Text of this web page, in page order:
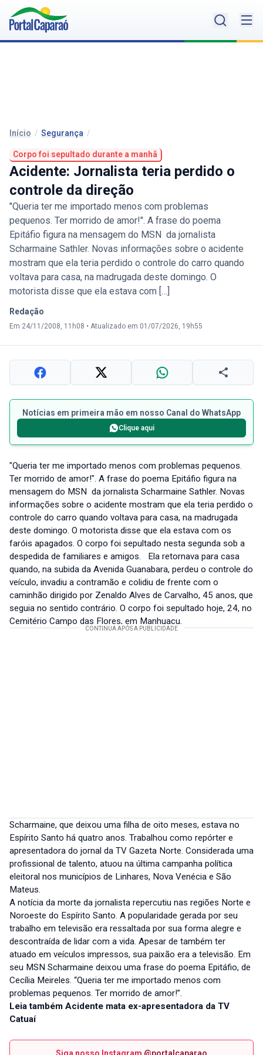
Início / Segurança /
Corpo foi sepultado durante a manhã
Acidente: Jornalista teria perdido o
controle da direção
"Queria ter me importado menos com problemas
pequenos. Ter morrido de amor!". A frase do poema
Epitáfio figura na mensagem do MSN da jornalista
Scharmaine Sathler. Novas informações sobre o acidente
mostram que ela teria perdido o controle do carro quando
voltava para casa, na madrugada deste domingo. O
motorista disse que ela estava com […]
Redação
Em 24/11/2008, 11h08 • Atualizado em 01/07/2026, 19h55
Notícias em primeira mão em nosso Canal do WhatsApp
Clique aqui
"Queria ter me importado menos com problemas pequenos.
Ter morrido de amor!". A frase do poema Epitáfio figura na
mensagem do MSN da jornalista Scharmaine Sathler. Novas
informações sobre o acidente mostram que ela teria perdido o
controle do carro quando voltava para casa, na madrugada
deste domingo. O motorista disse que ela estava com os
faróis apagados. O corpo foi sepultado nesta segunda sob a
despedida de familiares e amigos. Ela retornava para casa
quando, na subida da Avenida Guanabara, perdeu o controle do
veículo, invadiu a contramão e colidiu de frente com o
caminhão dirigido por Zenaldo Alves de Carvalho, 45 anos, que
seguia no sentido contrário. O corpo foi sepultado hoje, 24, no
Cemitério Campo das Flores, em Manhuaçu.
Scharmaine, que deixou uma filha de oito meses, estava no
Espírito Santo há quatro anos. Trabalhou como repórter e
apresentadora do jornal da TV Gazeta Norte. Considerada uma
profissional de talento, atuou na última campanha política
eleitoral nos municípios de Linhares, Nova Venécia e São
Mateus.
A notícia da morte da jornalista repercutiu nas regiões Norte e
Noroeste do Espírito Santo. A popularidade gerada por seu
trabalho em televisão era ressaltada por sua forma alegre e
descontraída de lidar com a vida. Apesar de também ter
atuado em veículos impressos, sua paixão era a televisão. Em
seu MSN Scharmaine deixou uma frase do poema Epitáfio, de
Cecília Meireles. “Queria ter me importado menos com
problemas pequenos. Ter morrido de amor!”.
Leia também Acidente mata ex-apresentadora da TV
Catuaí